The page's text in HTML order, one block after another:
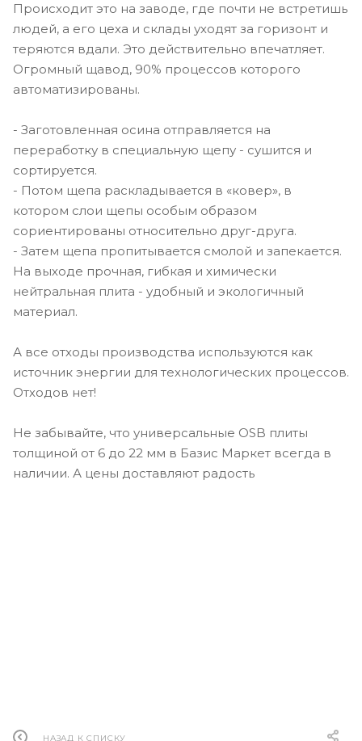
Происходит это на заводе, где почти не встретишь
людей, а его цеха и склады уходят за горизонт и
теряются вдали. Это действительно впечатляет.
Огромный щавод, 90% процессов которого
автоматизированы.
- Заготовленная осина отправляется на
переработку в специальную щепу - сушится и
сортируется.
- Потом щепа раскладывается в «ковер», в
котором слои щепы особым образом
сориентированы относительно друг-друга.
- Затем щепа пропитывается смолой и запекается.
На выходе прочная, гибкая и химически
нейтральная плита - удобный и экологичный
материал.
А все отходы производства используются как
источник энергии для технологических процессов.
Отходов нет!
Не забывайте, что универсальные OSB плиты
толщиной от 6 до 22 мм в Базис Маркет всегда в
наличии. А цены доставляют радость
НАЗАД К СПИСКУ